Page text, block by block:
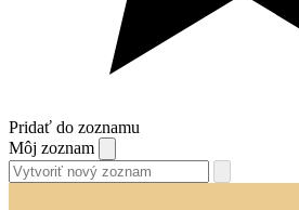
Pridať do zoznamu
Môj zoznam